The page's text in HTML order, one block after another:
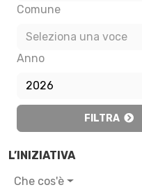
Comune
Seleziona una voce
Anno
2026
FILTRA
L’INIZIATIVA
Che cos'è